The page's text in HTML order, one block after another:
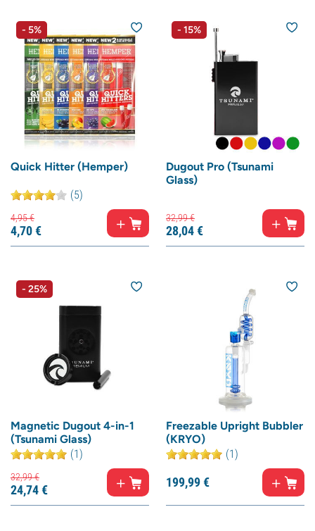
- 5%
Quick Hitter (Hemper)
(5)
4,95€
4,70€
- 15%
Dugout Pro (Tsunami
Glass)
32,99€
28,04€
- 25%
Magnetic Dugout 4-in-1
(Tsunami Glass)
(1)
32,99€
24,74€
Freezable Upright Bubbler
(KRYO)
(1)
199,99€